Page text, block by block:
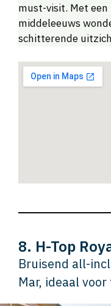
must-visit. Met
middeleeuws
schitterende
8. H-Top
Bruisend all-
Mar, ideaal